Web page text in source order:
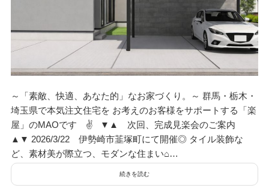
～「素敵、快適、あなた的」なお家づくり。～ 群馬・栃木・
埼玉県で本気注文住宅を お考えのお客様をサポートする「楽
屋」のMAOです ✌ ▼▲ 次回、完成見楽会のご案内
▲▼ 2026/3/22 伊勢崎市韮塚町にて開催◎ タイル装飾な
ど、素材美が際立つ、モダンな住まい⌂…
続きを読む